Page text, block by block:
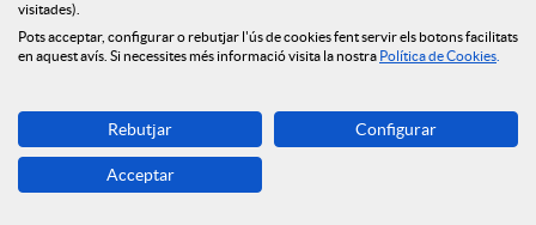
s
visitades).
Pots acceptar, configurar o rebutjar l'ús de cookies fent servir els botons facilitats
en aquest avís. Si necessites més informació visita la nostra Política de Cookies
Rebutjar Configurar
Acceptar